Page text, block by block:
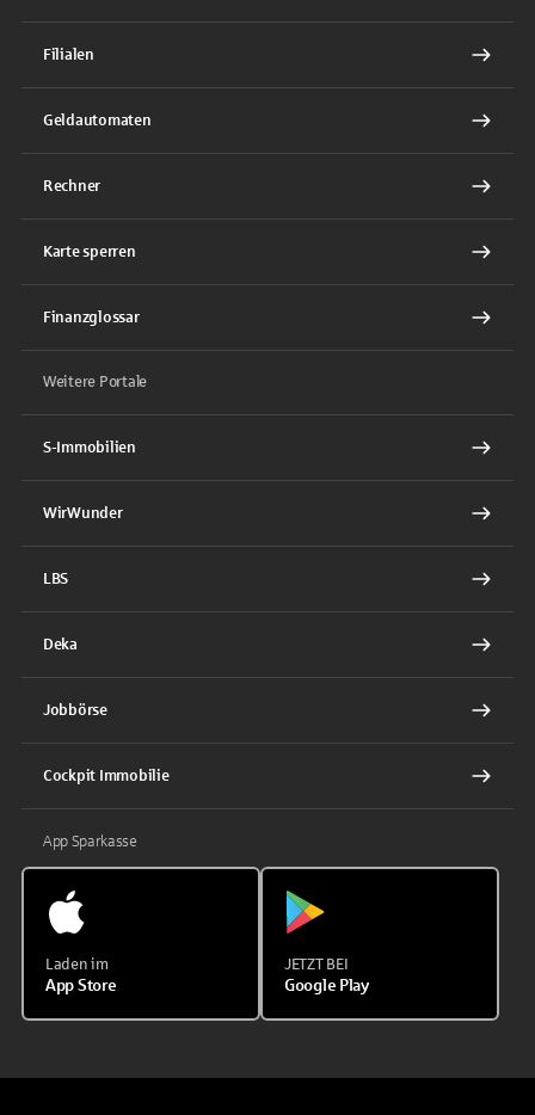
Filialen
Geldautomaten
Rechner
Karte sperren
Finanzglossar
Weitere Portale
S-Immobilien
WirWunder
LBS
Deka
Jobbörse
Cockpit Immobilie
App Sparkasse
Laden im
App Store
JETZT BEI
Google Play